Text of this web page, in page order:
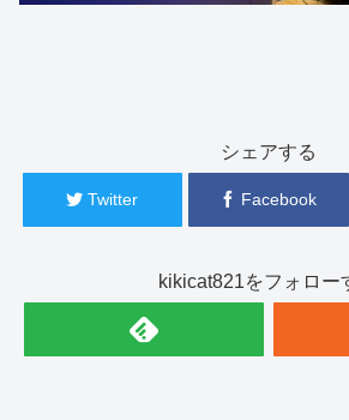
シェアする
Twitter Facebook
kikicat821をフォロー